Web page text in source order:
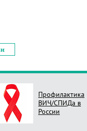
Опрос Оцени
новый стиль
поликлиник